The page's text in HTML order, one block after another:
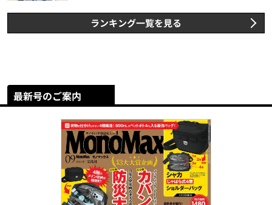
ランキング一覧を見る
最新号のご案内